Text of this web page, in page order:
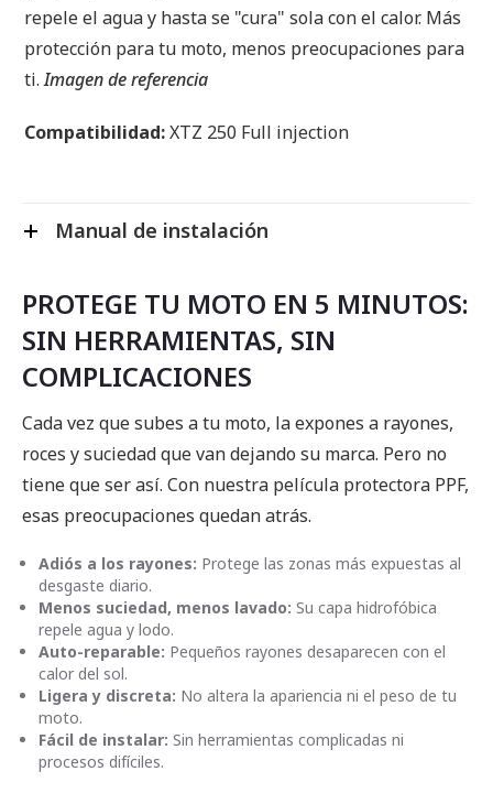
repele el agua y hasta se "cura" sola con el calor. Más
protección para tu moto, menos preocupaciones para
ti.Imagen de referencia
Compatibilidad:XTZ 250 Full injection
Manual de instalación
PROTEGE TU MOTO EN 5 MINUTOS:
SIN HERRAMIENTAS, SIN
COMPLICACIONES
Cada vez que subes a tu moto, la expones a rayones,
roces y suciedad que van dejando su marca. Pero no
tiene que ser así. Con nuestra película protectora PPF,
esas preocupaciones quedan atrás.
Adiós a los rayones: Protege las zonas más expuestas al
desgaste diario.
Menos suciedad, menos lavado: Su capa hidrofóbica
repele agua y lodo.
Auto-reparable: Pequeños rayones desaparecen con el
calor del sol.
Ligera y discreta: No altera la apariencia ni el peso de tu
moto.
Fácil de instalar: Sin herramientas complicadas ni
procesos difíciles.